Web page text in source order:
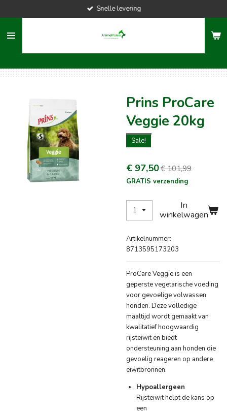
naar
hoofdinhoud
Snelle levering
Prins ProCare
Veggie 20kg
Sale!
€ 97,50€ 101,99
GRATIS verzending
In
winkelwagen
Artikelnummer:
8713595173203
ProCare Veggie is een
geperste vegetarische voeding
voor gevoelige volwassen
honden. Deze volledige
maaltijd wordt gemaakt van
kwalitatief hoogwaardig
rijsteiwit en biedt
ondersteuning aan honden die
gevoelig reageren op andere
eiwitbronnen.
Hypoallergeen
Rijsteiwit helpt de kans op
een